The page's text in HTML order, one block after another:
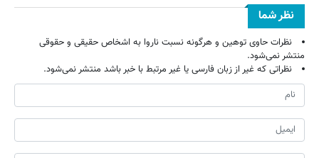
نظر شما
نظرات حاوی توهین و هرگونه نسبت ناروا به اشخاص حقیقی و حقوقی
منتشر نمی‌شود.
نظراتی که غیر از زبان فارسی یا غیر مرتبط با خبر باشد منتشر نمی‌شود.